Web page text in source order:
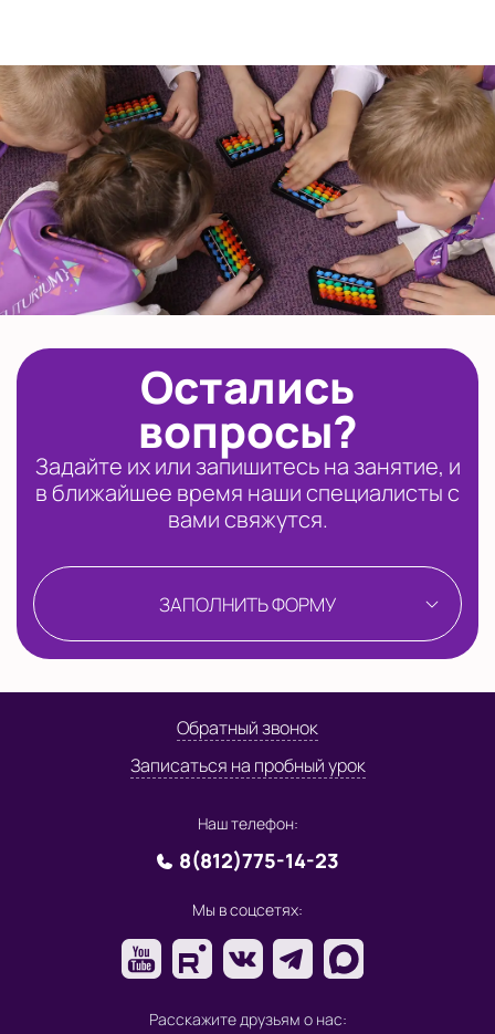
Остались
вопросы?
Задайте их или запишитесь на занятие, и
в ближайшее время наши специалисты с
вами свяжутся.
ЗАПОЛНИТЬ ФОРМУ
Обратный звонок
Записаться на пробный урок
Наш телефон:
8(812)775-14-23
Мы в соцсетях:
Расскажите друзьям о нас: